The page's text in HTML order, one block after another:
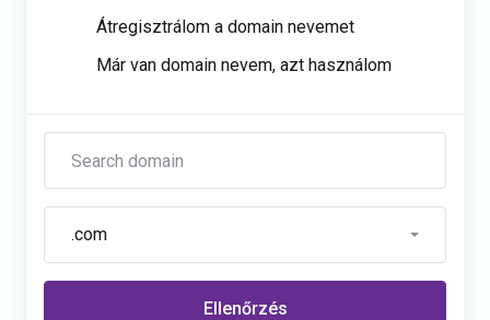
Átregisztrálom a domain nevemet
Már van domain nevem, azt használom
.com
Ellenőrzés